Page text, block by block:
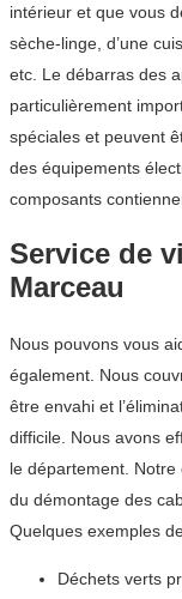
intérieur et que vous
sèche-linge, d’une
etc. Le débarras des
particulièrement
spéciales et peuvent
des équipements
composants
Service de
Marceau
Nous pouvons vous
également. Nous
être envahi et
difficile. Nous avons
le département. Notre
du démontage des
Quelques exemples
Déchets verts